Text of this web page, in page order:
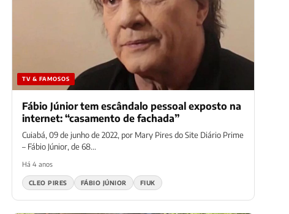
TV & FAMOSOS
Fábio Júnior tem escândalo pessoal exposto na
internet: “casamento de fachada”
Cuiabá, 09 de junho de 2022, por Mary Pires do Site Diário Prime
– Fábio Júnior, de 68...
Há 4 anos
CLEO PIRES FÁBIO JÚNIOR FIUK